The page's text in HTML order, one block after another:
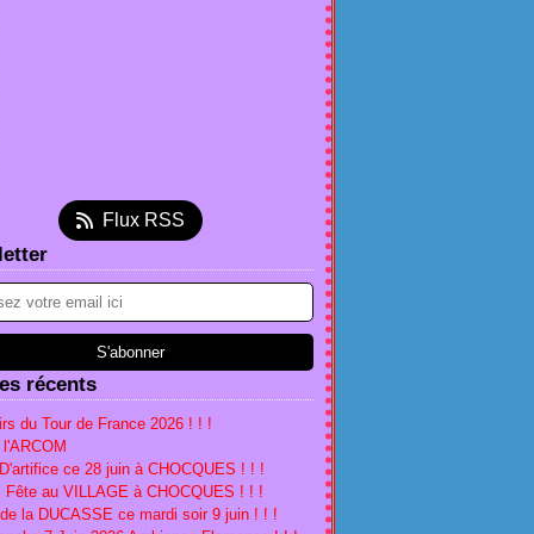
(1)
(2)
(5)
(5)
(2)
(3)
(1)
(3)
(2)
(1)
(16)
(2)
Flux RSS
récents
du Tour de France 2026 ! ! !
ce 28 juin à CHOCQUES ! ! !
Fête au VILLAGE à CHOCQUES ! ! !
la DUCASSE ce mardi soir 9 juin ! ! !